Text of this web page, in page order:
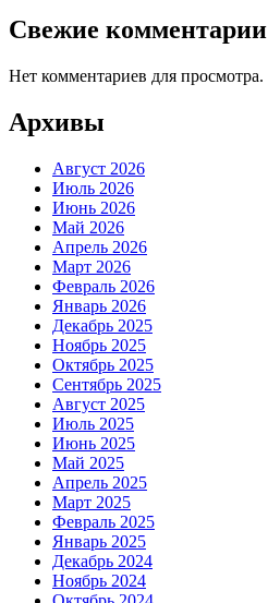
Свежие комментарии
Нет комментариев для просмотра.
Архивы
Август 2026
Июль 2026
Июнь 2026
Май 2026
Апрель 2026
Март 2026
Февраль 2026
Январь 2026
Декабрь 2025
Ноябрь 2025
Октябрь 2025
Сентябрь 2025
Август 2025
Июль 2025
Июнь 2025
Май 2025
Апрель 2025
Март 2025
Февраль 2025
Январь 2025
Декабрь 2024
Ноябрь 2024